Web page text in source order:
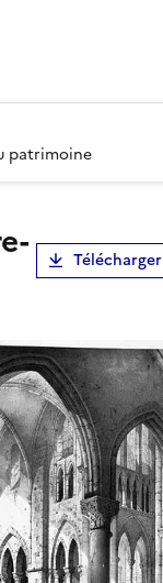
patrimoine
Télécharger